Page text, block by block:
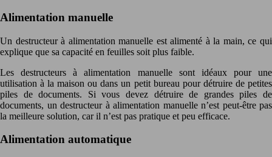
Alimentation manuelle
Un destructeur à alimentation manuelle est alimenté à la main, ce qui
explique que sa capacité en feuilles soit plus faible.
Les destructeurs à alimentation manuelle sont idéaux pour une
utilisation à la maison ou dans un petit bureau pour détruire de petites
piles de documents. Si vous devez détruire de grandes piles de
documents, un destructeur à alimentation manuelle n’est peut-être pas
la meilleure solution, car il n’est pas pratique et peu efficace.
Alimentation automatique